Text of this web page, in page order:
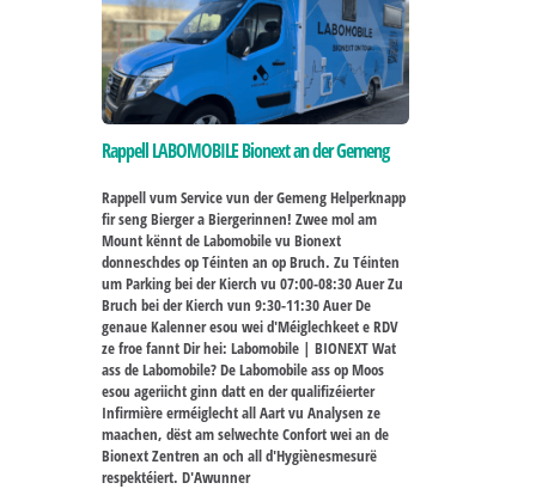
Rappell LABOMOBILE Bionext an der Gemeng
Rappell vum Service vun der Gemeng Helperknapp
fir seng Bierger a Biergerinnen! Zwee mol am
Mount kënnt de Labomobile vu Bionext
donneschdes op Téinten an op Bruch. Zu Téinten
um Parking bei der Kierch vu 07:00-08:30 Auer Zu
Bruch bei der Kierch vun 9:30-11:30 Auer De
genaue Kalenner esou wei d'Méiglechkeet e RDV
ze froe fannt Dir hei: Labomobile | BIONEXT Wat
ass de Labomobile? De Labomobile ass op Moos
esou ageriicht ginn datt en der qualifizéierter
Infirmière erméiglecht all Aart vu Analysen ze
maachen, dëst am selwechte Confort wei an de
Bionext Zentren an och all d'Hygiènesmesurë
respektéiert. D'Awunner